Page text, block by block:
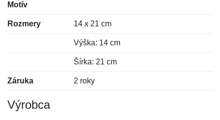
Motív
Rozmery 14 x 21 cm
Výška: 14 cm
Šírka: 21 cm
Záruka 2 roky
Výrobca